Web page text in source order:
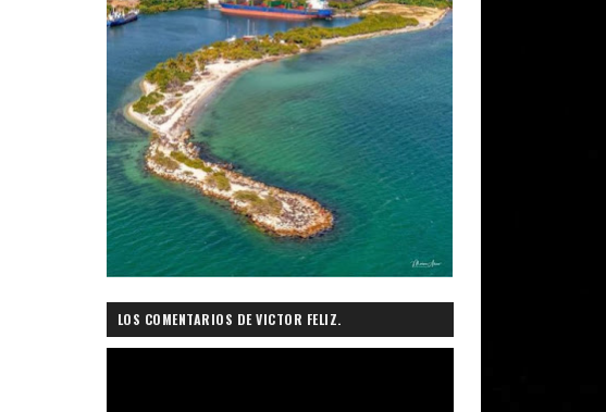
LOS COMENTARIOS DE VICTOR FELIZ.